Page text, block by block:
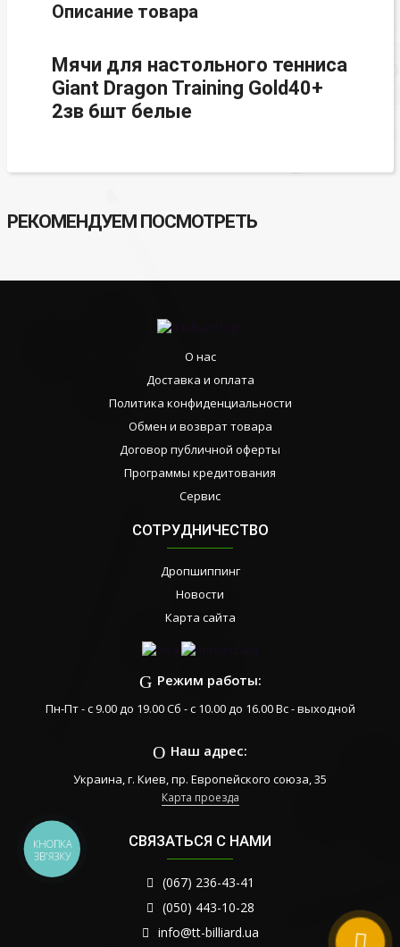
Описание товара
Мячи для настольного тенниса
Giant Dragon Training Gold40+
2зв 6шт белые
РЕКОМЕНДУЕМ ПОСМОТРЕТЬ
О нас
Доставка и оплата
Политика конфиденциальности
Обмен и возврат товара
Договор публичной оферты
Программы кредитования
Сервис
СОТРУДНИЧЕСТВО
Дропшиппинг
Новости
Карта сайта
Режим работы:
Пн-Пт - с 9.00 до 19.00 Сб - с 10.00 до 16.00 Вс - выходной
Наш адрес:
Украина, г. Киев, пр. Европейского союза, 35
Карта проезда
СВЯЗАТЬСЯ С НАМИ
(067) 236-43-41
(050) 443-10-28
info@tt-billiard.ua
КНОПКА
ЗВ'ЯЗКУ